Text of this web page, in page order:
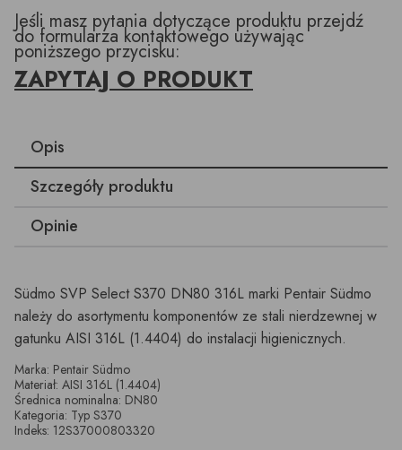
Jeśli masz pytania dotyczące produktu przejdź
do formularza kontaktowego używając
poniższego przycisku:
ZAPYTAJ O PRODUKT
Opis
Szczegóły produktu
Opinie
Südmo SVP Select S370 DN80 316L marki Pentair Südmo
należy do asortymentu komponentów ze stali nierdzewnej w
gatunku AISI 316L (1.4404) do instalacji higienicznych.
Marka: Pentair Südmo
Materiał: AISI 316L (1.4404)
Średnica nominalna: DN80
Kategoria: Typ S370
Indeks: 12S37000803320